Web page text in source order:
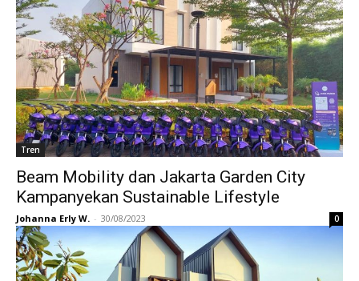
Tren
Beam Mobility dan Jakarta Garden City
Kampanyekan Sustainable Lifestyle
Johanna Erly W. - 30/08/2023 0